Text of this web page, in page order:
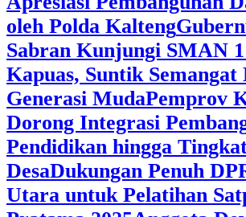
oleh Polda Kalteng
Sabran Kunjungi SMAN
Kapuas, Suntik
Generasi Muda‎Pemprov
Dorong Integrasi
Pendidikan hingga
DesaDukungan Penuh
Utara untuk Pelatihan